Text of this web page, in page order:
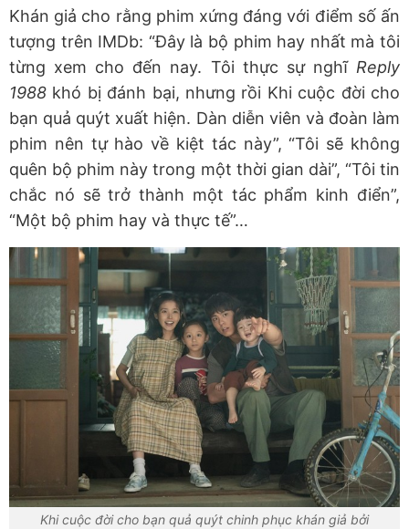
Khán giả cho rằng phim xứng đáng với điểm số ấn
tượng trên IMDb: “Đây là bộ phim hay nhất mà tôi
từng xem cho đến nay. Tôi thực sự nghĩ Reply
1988 khó bị đánh bại, nhưng rồi Khi cuộc đời cho
bạn quả quýt xuất hiện. Dàn diễn viên và đoàn làm
phim nên tự hào về kiệt tác này”, “Tôi sẽ không
quên bộ phim này trong một thời gian dài”, “Tôi tin
chắc nó sẽ trở thành một tác phẩm kinh điển”,
“Một bộ phim hay và thực tế”…
Khi cuộc đời cho bạn quả quýt chinh phục khán giả bởi